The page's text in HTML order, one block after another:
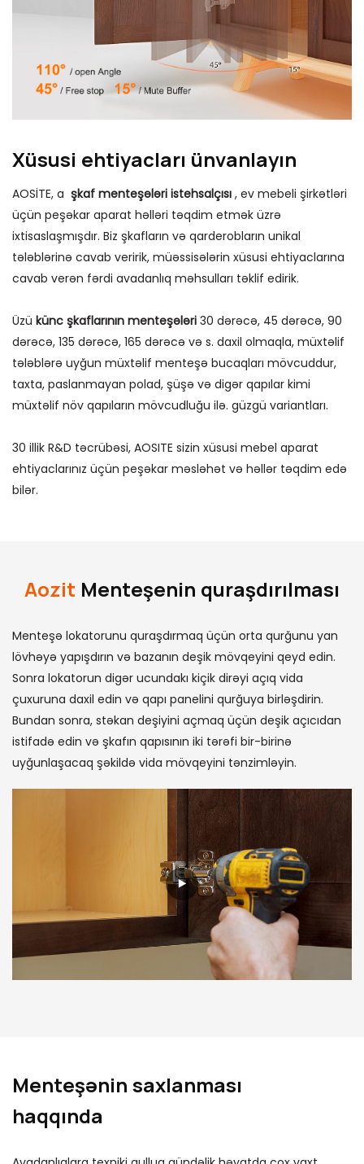
Xüsusi ehtiyacları ünvanlayın
AOSİTE, a şkaf menteşələri istehsalçısı , ev mebeli şirkətləri
üçün peşəkar aparat həlləri təqdim etmək üzrə
ixtisaslaşmışdır. Biz şkafların və qarderobların unikal
tələblərinə cavab veririk, müəssisələrin xüsusi ehtiyaclarına
cavab verən fərdi avadanlıq məhsulları təklif edirik.
Üzü künc şkaflarının menteşələri 30 dərəcə, 45 dərəcə, 90
dərəcə, 135 dərəcə, 165 dərəcə və s. daxil olmaqla, müxtəlif
tələblərə uyğun müxtəlif menteşə bucaqları mövcuddur,
taxta, paslanmayan polad, şüşə və digər qapılar kimi
müxtəlif növ qapıların mövcudluğu ilə. güzgü variantları.
30 illik R&D təcrübəsi, AOSITE sizin xüsusi mebel aparat
ehtiyaclarınız üçün peşəkar məsləhət və həllər təqdim edə
bilər.
Aozit Menteşenin quraşdırılması
Menteşə lokatorunu quraşdırmaq üçün orta qurğunu yan
lövhəyə yapışdırın və bazanın deşik mövqeyini qeyd edin.
Sonra lokatorun digər ucundakı kiçik dirəyi açıq vida
çuxuruna daxil edin və qapı panelini qurğuya birləşdirin.
Bundan sonra, stəkan deşiyini açmaq üçün deşik açıcıdan
istifadə edin və şkafın qapısının iki tərəfi bir-birinə
uyğunlaşacaq şəkildə vida mövqeyini tənzimləyin.
Menteşənin saxlanması
haqqında